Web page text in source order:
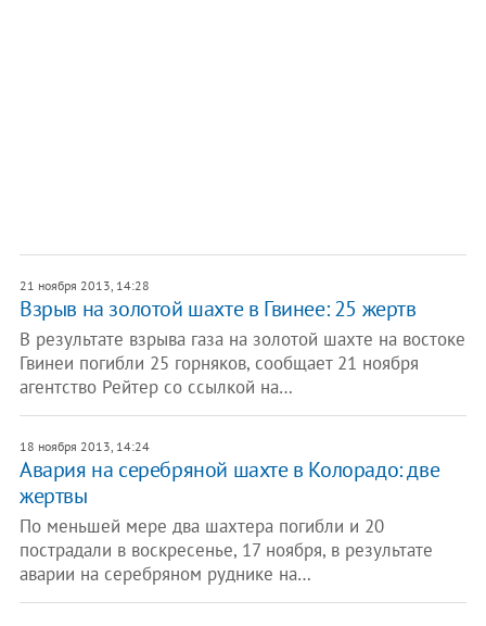
21 ноября 2013, 14:28
Взрыв на золотой шахте в Гвинее: 25 жертв
В результате взрыва газа на золотой шахте на востоке
Гвинеи погибли 25 горняков, сообщает 21 ноября
агентство Рейтер со ссылкой на…
18 ноября 2013, 14:24
Авария на серебряной шахте в Колорадо: две
жертвы
По меньшей мере два шахтера погибли и 20
пострадали в воскресенье, 17 ноября, в результате
аварии на серебряном руднике на…